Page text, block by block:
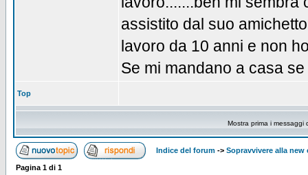
assistito dal suo
lavoro da 10 anni e non
Se mi mandano a casa
Top
Mostra prima i messaggi
Indice del forum -> Sopravvivere alla new
Pagina 1 di 1